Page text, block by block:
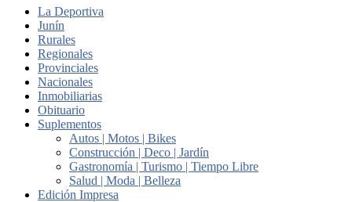
La Deportiva
Junín
Rurales
Regionales
Provinciales
Nacionales
Inmobiliarias
Obituario
Suplementos
Autos | Motos | Bikes
Construcción | Deco | Jardín
Gastronomía | Turismo | Tiempo Libre
Salud | Moda | Belleza
Edición Impresa